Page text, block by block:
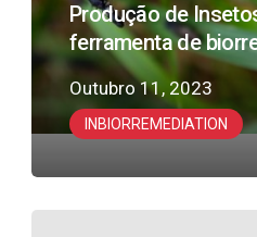
biorremediação
INBIORREMEDIATION
Produção de
ferramenta de
Outubro 11, 2023